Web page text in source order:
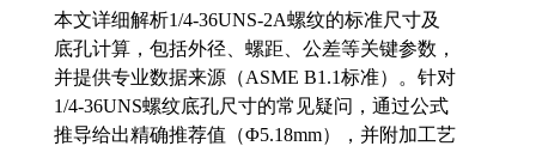
本文详细解析1/4-36UNS-2A螺纹的标准尺寸及
底孔计算，包括外径、螺距、公差等关键参数，
并提供专业数据来源（ASME B1.1标准）。针对
1/4-36UNS螺纹底孔尺寸的常见疑问，通过公式
推导给出精确推荐值（Φ5.18mm），并附加工艺